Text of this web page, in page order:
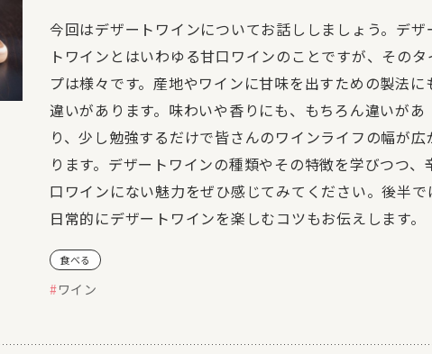
今回はデザートワインについてお話ししましょう。デザ
トワインとはいわゆる甘口ワインのことですが、そのタ
プは様々です。産地やワインに甘味を出すための製法に
違いがあります。味わいや香りにも、もちろん違いがあ
り、少し勉強するだけで皆さんのワインライフの幅が広
ります。デザートワインの種類やその特徴を学びつつ、
口ワインにない魅力をぜひ感じてみてください。後半で
日常的にデザートワインを楽しむコツもお伝えします。
食べる
ワイン